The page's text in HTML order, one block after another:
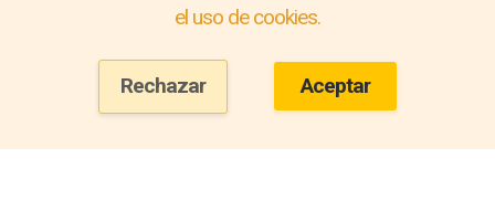
el uso de cookies.
Rechazar Aceptar